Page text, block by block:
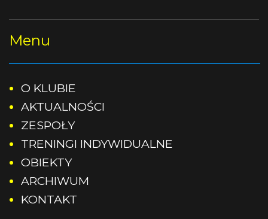
Rocznik 2014
Menu
O KLUBIE
AKTUALNOŚCI
ZESPOŁY
TRENINGI INDYWIDUALNE
OBIEKTY
ARCHIWUM
KONTAKT